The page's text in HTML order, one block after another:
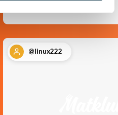
@linux222